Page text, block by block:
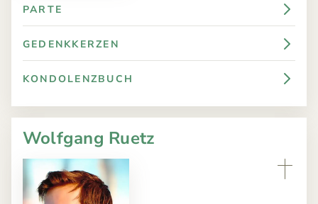
PARTE
GEDENKKERZEN
KONDOLENZBUCH
Wolfgang Ruetz